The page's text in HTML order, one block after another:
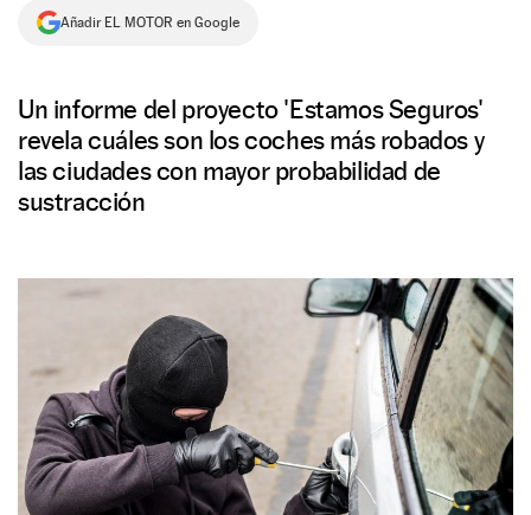
Añadir EL MOTOR en Google
Un informe del proyecto 'Estamos Seguros'
revela cuáles son los coches más robados y
las ciudades con mayor probabilidad de
sustracción